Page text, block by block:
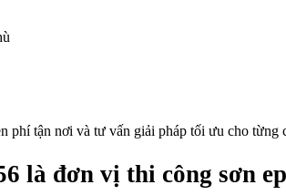
phí tận nơi và tư vấn giải pháp tối ưu cho từng
là đơn vị thi công sơn